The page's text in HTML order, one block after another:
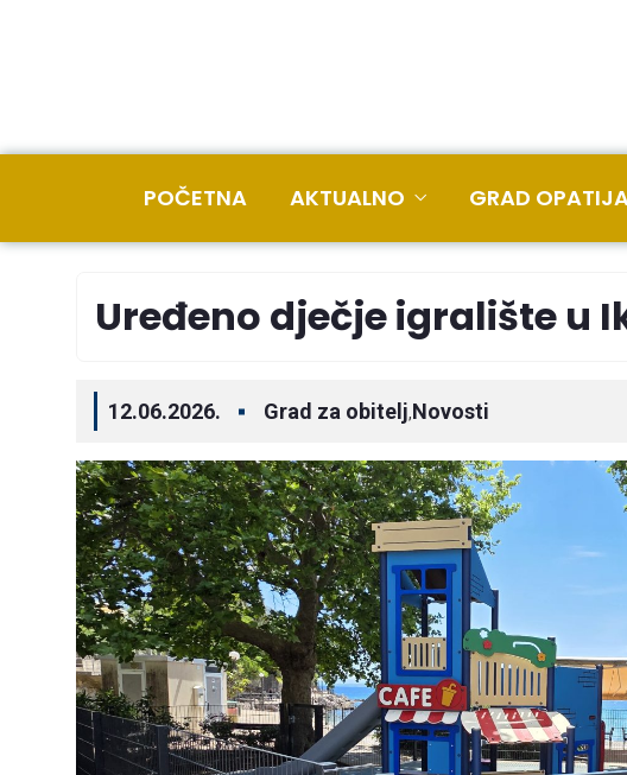
POČETNA AKTUALNO GRAD
Uređeno dječje igralište u
12.06.2026. Grad za obitelj,Novosti